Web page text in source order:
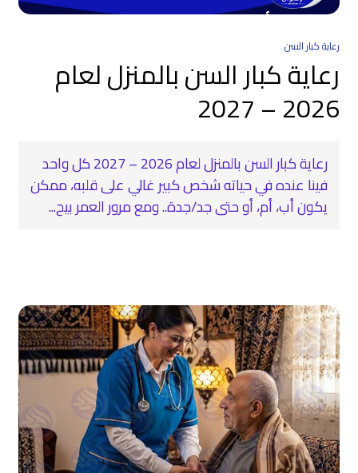
رعاية كبار السن
رعاية كبار السن بالمنزل لعام
2026 – 2027
رعاية كبار السن بالمنزل لعام 2026 – 2027 كل واحد
فينا عنده في حياته شخص كبير غالي على قلبه، ممكن
يكون أب، أم، أو حتى جد/جدة.. ومع مرور العمر بيح...